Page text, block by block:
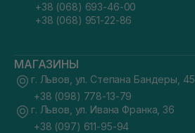
+38 (068) 693-46-00
+38 (068) 951-22-86
МАГАЗИНЫ
г. Львов, ул. Степана Бандеры, 45
+38 (098) 778-13-79
г. Львов, ул. Ивана Франка, 36
+38 (097) 611-95-94